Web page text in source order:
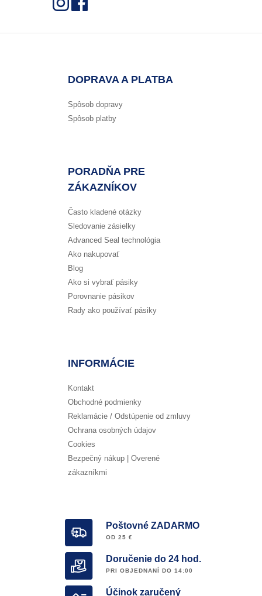
DOPRAVA A PLATBA
Spôsob dopravy
Spôsob platby
PORADŇA PRE
ZÁKAZNÍKOV
Často kladené otázky
Sledovanie zásielky
Advanced Seal technológia
Ako nakupovať
Blog
Ako si vybrať pásiky
Porovnanie pásikov
Rady ako používať pásiky
INFORMÁCIE
Kontakt
Obchodné podmienky
Reklamácie / Odstúpenie od zmluvy
Ochrana osobných údajov
Cookies
Bezpečný nákup | Overené
zákazníkmi
Poštovné ZADARMO
OD 25 €
Doručenie do 24 hod.
PRI OBJEDNANÍ DO 14:00
Účinok zaručený